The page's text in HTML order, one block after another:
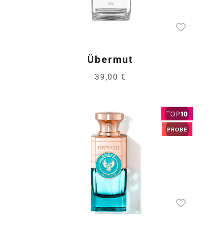
Übermut
39,00 €